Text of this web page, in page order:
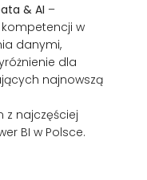
& AI –
w
danymi,
dla
najnowszą
z najczęściej
BI w Polsce.